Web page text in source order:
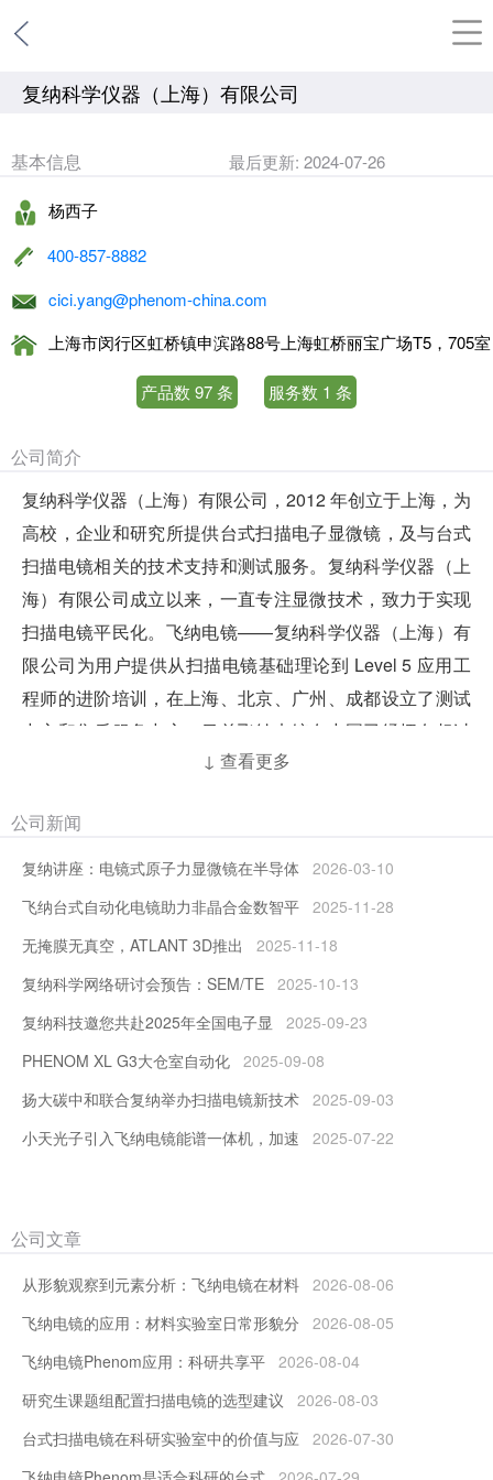
复纳科学仪器（上海）有限公司
基本信息 最后更新: 2024-07-26
杨西子
400-857-8882
cici.yang@phenom-china.com
上海市闵行区虹桥镇申滨路88号上海虹桥丽宝广场T5，705室
产品数 97 条 服务数 1 条
公司简介
复纳科学仪器（上海）有限公司，2012 年创立于上海，为
高校，企业和研究所提供台式扫描电子显微镜，及与台式
扫描电镜相关的技术支持和测试服务。复纳科学仪器（上
海）有限公司成立以来，一直专注显微技术，致力于实现
扫描电镜平民化。飞纳电镜——复纳科学仪器（上海）有
限公司为用户提供从扫描电镜基础理论到 Level 5 应用工
程师的进阶培训，在上海、北京、广州、成都设立了测试
中心和售后服务中心，目前飞纳电镜在中国已经拥有超过
2017 年起，复纳与荷兰 Sioux 集团（ASML 光刻机研发
供应商）合作开发基于分析仪器的数字化应用解决方案；
2018 年，复纳引入并组建以 VSParticle 纳米粒子发生
米部门。复纳又陆续引进海外优质高科技设备：
Technoorg Linda 离子研磨仪、DENSsolutions 原位透射
样品杆、NEOSCAN 台式显微 CT 到中国，旨在提高分析
结果准确性，提升仪器使用效率，节省人力成本。
还有其他产品！欢迎垂询
↓ 查看更多
公司新闻
复纳讲座：电镜式原子力显微镜在半导体 2026-03-10
飞纳台式自动化电镜助力非晶合金数智平 2025-11-28
无掩膜无真空，ATLANT 3D推出
2025-11-18
复纳科学网络研讨会预告：SEM/TE 2025-10-13
复纳科技邀您共赴2025年全国电子显
2025-09-23
PHENOM XL G3大仓室自动化 2025-09-08
扬大碳中和联合复纳举办扫描电镜新技术 2025-09-03
小天光子引入飞纳电镜能谱一体机，加速
2025-07-22
公司文章
从形貌观察到元素分析：飞纳电镜在材料 2026-08-06
飞纳电镜的应用：材料实验室日常形貌分
2026-08-05
飞纳电镜Phenom应用：科研共享平 2026-08-04
研究生课题组配置扫描电镜的选型建议
2026-08-03
台式扫描电镜在科研实验室中的价值与应
2026-07-30